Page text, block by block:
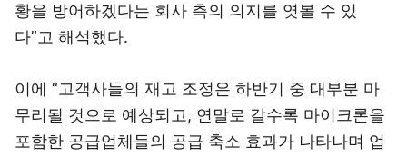
황을 방어하겠다는 회사 측의 의지를 엿볼 수 있
다”고 해석했다.
이에 “고객사들의 재고 조정은 하반기 중 대부분 마
무리될 것으로 예상되고, 연말로 갈수록 마이크론을
포함한 공급업체들의 공급 축소 효과가 나타나며 업